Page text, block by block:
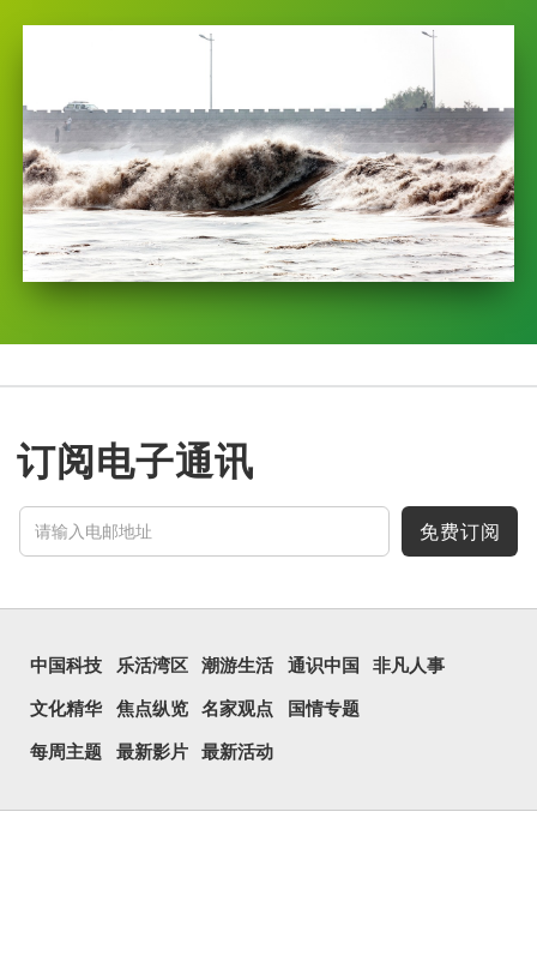
订阅电子通讯
免费订阅
中国科技 乐活湾区 潮游生活 通识中国 非凡人事
文化精华 焦点纵览 名家观点 国情专题
每周主题 最新影片 最新活动